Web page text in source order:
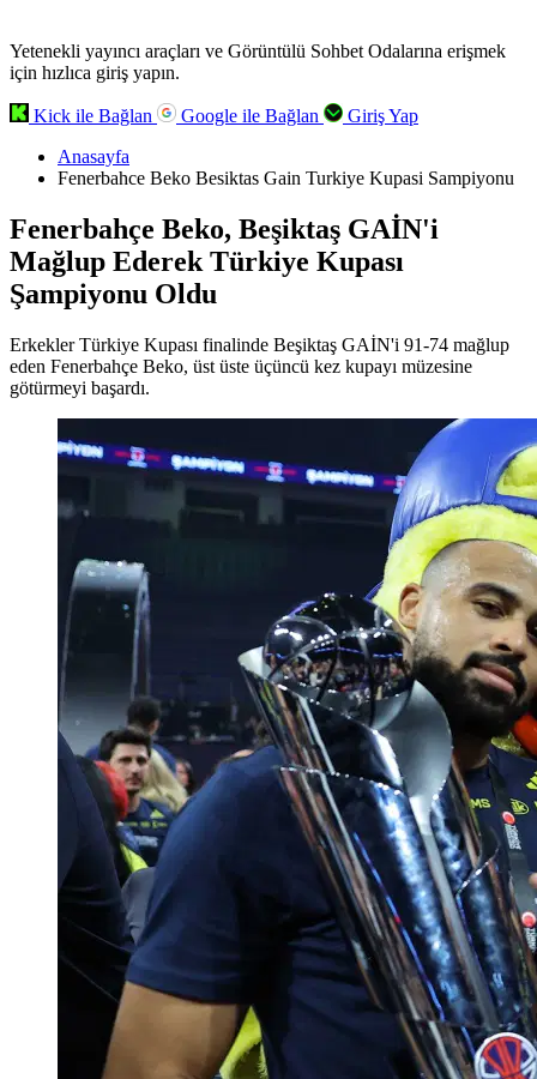
Yetenekli yayıncı araçları ve Görüntülü Sohbet Odalarına erişmek
için hızlıca giriş yapın.
Kick ile Bağlan Google ile Bağlan
Giriş Yap
Anasayfa
Fenerbahce Beko Besiktas Gain Turkiye Kupasi Sampiyonu
Fenerbahçe Beko, Beşiktaş GAİN'i
Mağlup Ederek Türkiye Kupası
Şampiyonu Oldu
Erkekler Türkiye Kupası finalinde Beşiktaş GAİN'i 91-74 mağlup
eden Fenerbahçe Beko, üst üste üçüncü kez kupayı müzesine
götürmeyi başardı.